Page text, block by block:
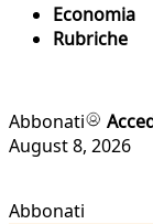
Economia
Rubriche
Abbonati
August 8, 2026
Abbonati